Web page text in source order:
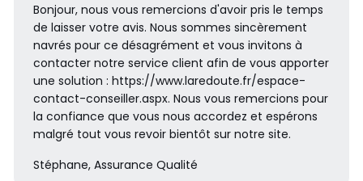
Bonjour, nous vous remercions d'avoir pris le temps
de laisser votre avis. Nous sommes sincèrement
navrés pour ce désagrément et vous invitons à
contacter notre service client afin de vous apporter
une solution : https://www.laredoute.fr/espace-
contact-conseiller.aspx. Nous vous remercions pour
la confiance que vous nous accordez et espérons
malgré tout vous revoir bientôt sur notre site.
Stéphane, Assurance Qualité